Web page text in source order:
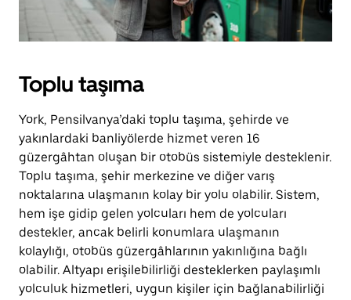
Toplu taşıma
York, Pensilvanya’daki toplu taşıma, şehirde ve
yakınlardaki banliyölerde hizmet veren 16
güzergâhtan oluşan bir otobüs sistemiyle desteklenir.
Toplu taşıma, şehir merkezine ve diğer varış
noktalarına ulaşmanın kolay bir yolu olabilir. Sistem,
hem işe gidip gelen yolcuları hem de yolcuları
destekler, ancak belirli konumlara ulaşmanın
kolaylığı, otobüs güzergâhlarının yakınlığına bağlı
olabilir. Altyapı erişilebilirliği desteklerken paylaşımlı
yolculuk hizmetleri, uygun kişiler için bağlanabilirliği